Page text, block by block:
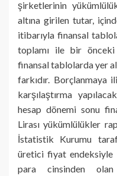
şirketlerinin
altına girilen tutar,
itibarıyla finansal
toplamı ile bir önceki
finansal tablolarda yer
farkıdır. Borçlanmaya
karşılaştırma
hesap dönemi sonu
Lirası yükümlülükler
İstatistik Kurumu
üretici fiyat endeksiyle
para cinsinden